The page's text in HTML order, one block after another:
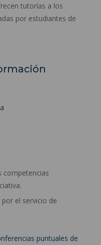
tutorías a los
por estudiantes de
competencias
el servicio de
puntuales de